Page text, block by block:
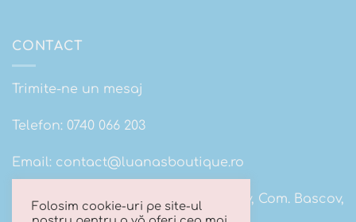
CONTACT
Trimite-ne un mesaj
Telefon: 0740 066 203
Email: contact@luanasboutique.ro
Adresa: Str. Scolii nr 16B, Sat. Bascov, Com. Bascov,
Jud Arges
Folosim cookie-uri pe site-ul